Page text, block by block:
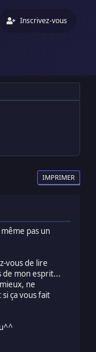
Inscrivez-vous
IMPRIMER
pas un
vous de lire
de mon esprit...
ne
ça vous fait